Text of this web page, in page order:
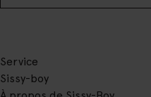
Service
Sissy-boy